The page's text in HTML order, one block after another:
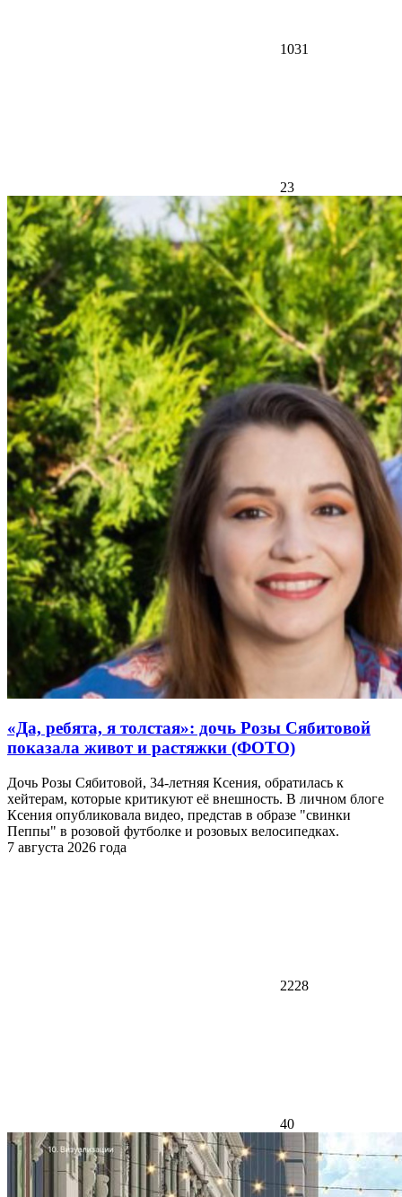
1031
23
«Да, ребята, я толстая»: дочь Розы Сябитовой
показала живот и растяжки (ФОТО)
Дочь Розы Сябитовой, 34-летняя Ксения, обратилась к
хейтерам, которые критикуют её внешность. В личном блоге
Ксения опубликовала видео, представ в образе "свинки
Пеппы" в розовой футболке и розовых велосипедках.
7 августа 2026 года
2228
40